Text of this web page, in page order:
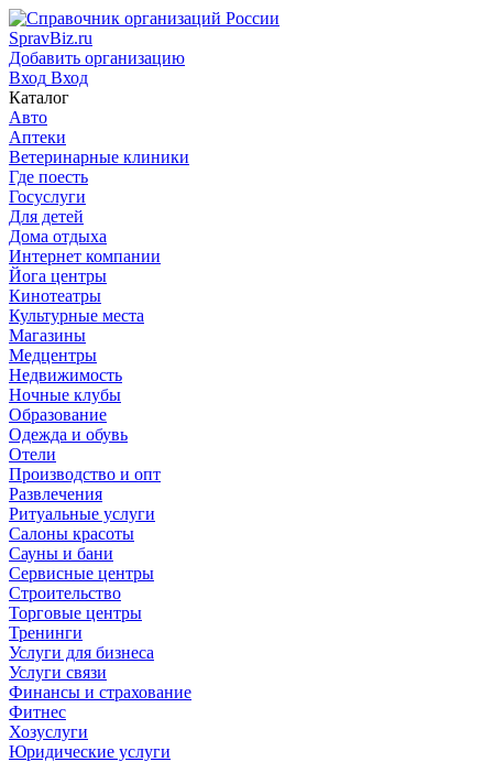
SpravBiz.ru
Добавить организацию
Вход Вход
Каталог
Авто
Аптеки
Ветеринарные клиники
Где поесть
Госуслуги
Для детей
Дома отдыха
Интернет компании
Йога центры
Кинотеатры
Культурные места
Магазины
Медцентры
Недвижимость
Ночные клубы
Образование
Одежда и обувь
Отели
Производство и опт
Развлечения
Ритуальные услуги
Салоны красоты
Сауны и бани
Сервисные центры
Строительство
Торговые центры
Тренинги
Услуги для бизнеса
Услуги связи
Финансы и страхование
Фитнес
Хозуслуги
Юридические услуги